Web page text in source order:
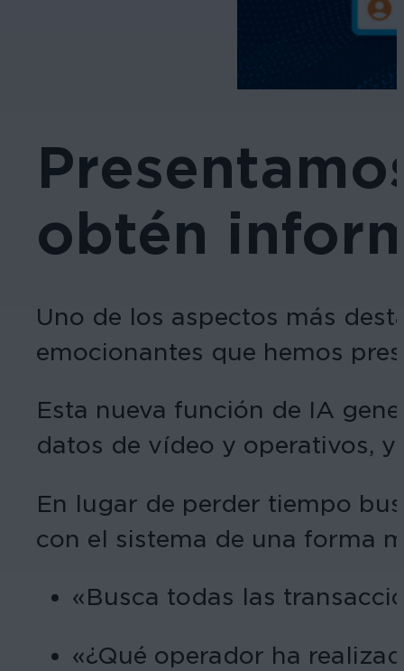
obtén
Uno de los aspectos más
emocionantes que hemos
Esta nueva función de IA
datos de vídeo y operativos,
En lugar de perder tiempo
con el sistema de una forma
«Busca todas las
«¿Qué operador ha